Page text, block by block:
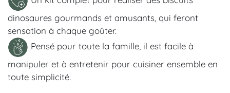
dinosaures gourmands et amusants, qui feront
sensation à chaque goûter.
Pensé pour toute la famille, il est facile à
manipuler et à entretenir pour cuisiner ensemble en
toute simplicité.